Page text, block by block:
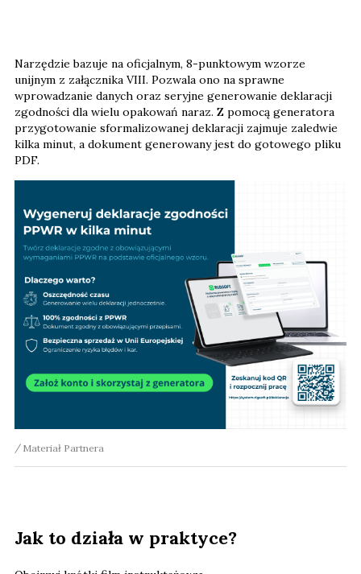
Narzędzie bazuje na oficjalnym, 8-punktowym wzorze
unijnym z załącznika VIII. Pozwala ono na sprawne
wprowadzanie danych oraz seryjne generowanie deklaracji
zgodności dla wielu opakowań naraz. Z pomocą generatora
przygotowanie sformalizowanej deklaracji zajmuje zaledwie
kilka minut, a dokument generowany jest do gotowego pliku
PDF.
Materiał Partnera
Jak to działa w praktyce?